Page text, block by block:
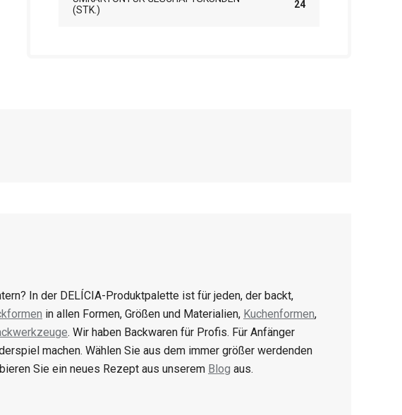
(STK.)
24
In der DELÍCIA-Produktpalette ist für jeden, der backt,
in allen Formen, Größen und Materialien, Kuchenformen,
. Wir haben Backwaren für Profis. Für Anfänger
machen. Wählen Sie aus dem immer größer werdenden
Sie ein neues Rezept aus unserem Blog aus.